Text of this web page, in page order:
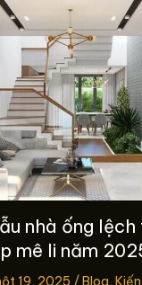
nhà ống lệch
mê li năm
19, 2025 /Blog,